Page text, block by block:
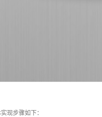
现步骤如下：